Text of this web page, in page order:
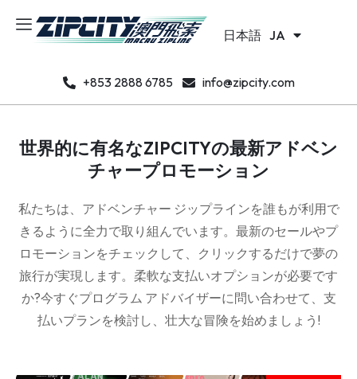
日本語 JA
한국어 KO
+853 2888 6785 info@zipcity.com
世界的に有名なZIPCITYの最新アドベン
チャープロモーション
私たちは、アドベンチャー ジップラインを誰もが利用で
きるように全力で取り組んでいます。最新のセールやプ
ロモーションをチェックして、クリックするだけで夢の
旅行が実現します。柔軟な支払いオプションが必要です
か?今すぐプログラム アドバイザーに問い合わせて、支
払いプランを検討し、壮大な冒険を始めましょう!